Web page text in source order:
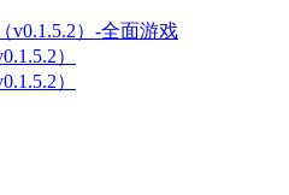
）
）